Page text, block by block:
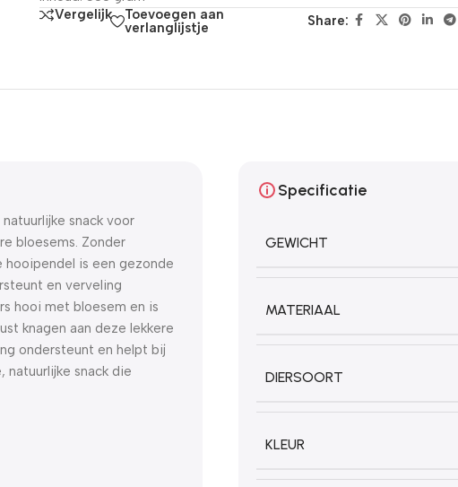
Vergelijk
Toevoegen aan
verlanglijstje
Share:
snack voor
bloesems. Zonder
hooipendel is een gezonde
en verveling
hooi met bloesem en is
knagen aan deze lekkere
ondersteunt en helpt bij
natuurlijke snack die
Specificatie
GEWICHT
MATERIAAL
DIERSOORT
KLEUR